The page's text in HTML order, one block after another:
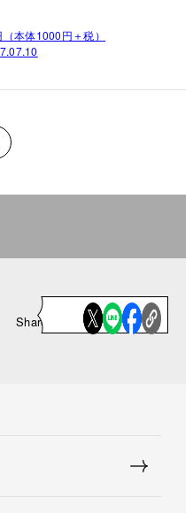
本体1000円＋税）
Share